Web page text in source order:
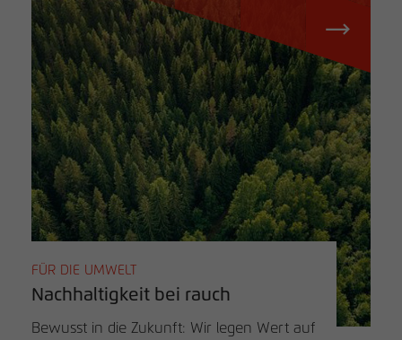
FÜR DIE UMWELT
Nachhaltigkeit bei rauch
Bewusst in die Zukunft: Wir legen Wert auf